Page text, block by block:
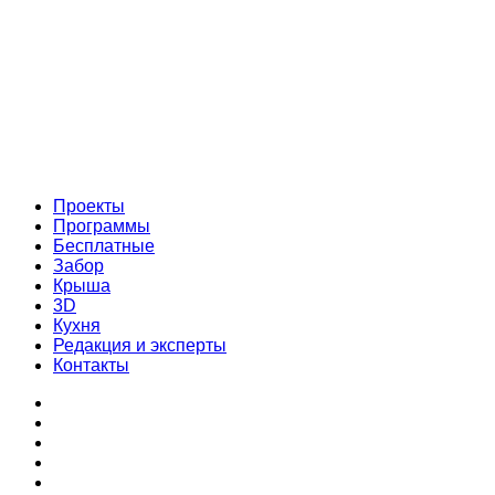
Проекты
Программы
Бесплатные
Забор
Крыша
3D
Кухня
Редакция и эксперты
Контакты